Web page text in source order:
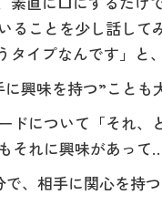
ることを少し話して
タイプなんです」と
興味を持つ”ことも
ドについて「それ
それに興味があっ
、相手に関心を持